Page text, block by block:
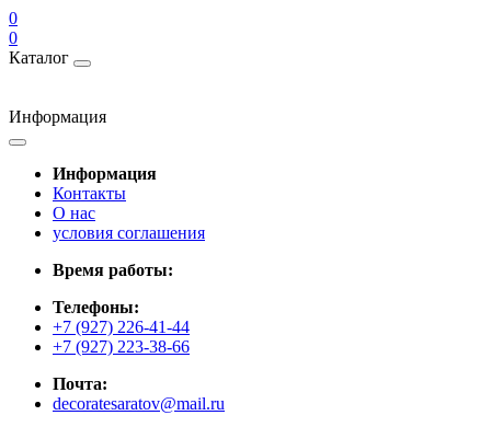
0
0
Каталог
Информация
Информация
Контакты
О нас
условия соглашения
Время работы:
Телефоны:
+7 (927) 226-41-44
+7 (927) 223-38-66
Почта:
decoratesaratov@mail.ru